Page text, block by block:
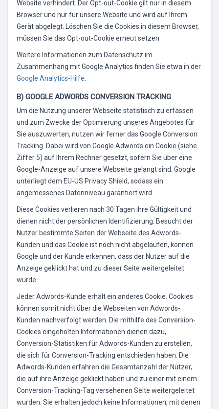
Website verhindert. Der Opt-out-Cookie gilt nur in diesem
Browser und nur für unsere Website und wird auf Ihrem
Gerät abgelegt. Löschen Sie die Cookies in diesem Browser,
müssen Sie das Opt-out-Cookie erneut setzen.
Weitere Informationen zum Datenschutz im
Zusammenhang mit Google Analytics finden Sie etwa in der
Google Analytics-Hilfe
B) GOOGLE ADWORDS CONVERSION TRACKING
Um die Nutzung unserer Webseite statistisch zu erfassen
und zum Zwecke der Optimierung unseres Angebotes für
Sie auszuwerten, nutzen wir ferner das Google Conversion
Tracking. Dabei wird von Google Adwords ein Cookie (siehe
Ziffer 5) auf Ihrem Rechner gesetzt, sofern Sie über eine
Google-Anzeige auf unsere Webseite gelangt sind. Google
unterliegt dem EU-US Privacy Shield, sodass ein
angemessenes Datenniveau garantiert wird.
Diese Cookies verlieren nach 30 Tagen ihre Gültigkeit und
dienen nicht der persönlichen Identifizierung. Besucht der
Nutzer bestimmte Seiten der Webseite des Adwords-
Kunden und das Cookie ist noch nicht abgelaufen, können
Google und der Kunde erkennen, dass der Nutzer auf die
Anzeige geklickt hat und zu dieser Seite weitergeleitet
wurde.
Jeder Adwords-Kunde erhält ein anderes Cookie. Cookies
können somit nicht über die Webseiten von Adwords-
Kunden nachverfolgt werden. Die mithilfe des Conversion-
Cookies eingeholten Informationen dienen dazu,
Conversion-Statistiken für Adwords-Kunden zu erstellen,
die sich für Conversion-Tracking entschieden haben. Die
Adwords-Kunden erfahren die Gesamtanzahl der Nutzer,
die auf ihre Anzeige geklickt haben und zu einer mit einem
Conversion-Tracking-Tag versehenen Seite weitergeleitet
wurden. Sie erhalten jedoch keine Informationen, mit denen